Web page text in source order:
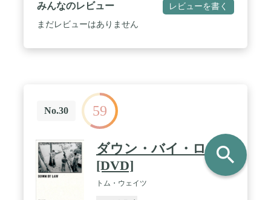
みんなのレビュー レビューを書く
まだレビューはありません
No.30 59
ダウン・バイ・ロー
[DVD]
トム・ウェイツ
search